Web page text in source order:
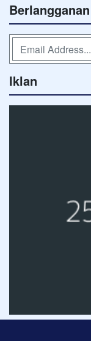
Berlangganan
Iklan